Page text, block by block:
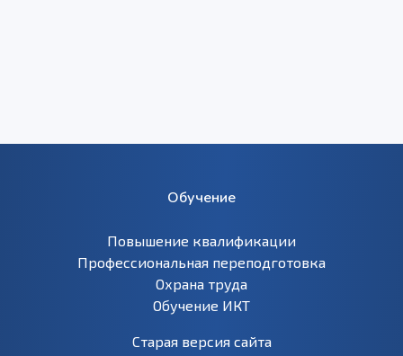
Обучение
Повышение квалификации
Профессиональная переподготовка
Охрана труда
Обучение ИКТ
Старая версия сайта